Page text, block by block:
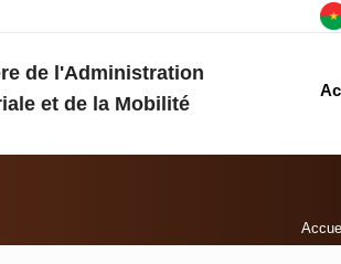
de l'Administration
et de la Mobilité